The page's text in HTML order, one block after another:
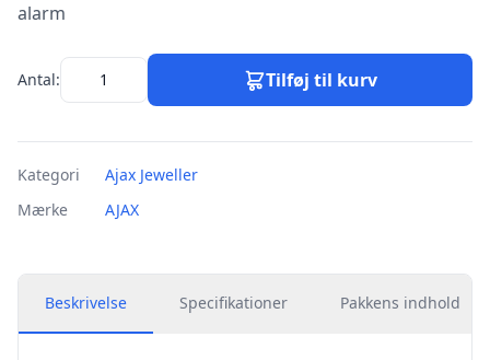
alarm
Antal: Tilføj til kurv
Kategori
Ajax Jeweller
Mærke
AJAX
Beskrivelse Specifikationer Pakkens indhold